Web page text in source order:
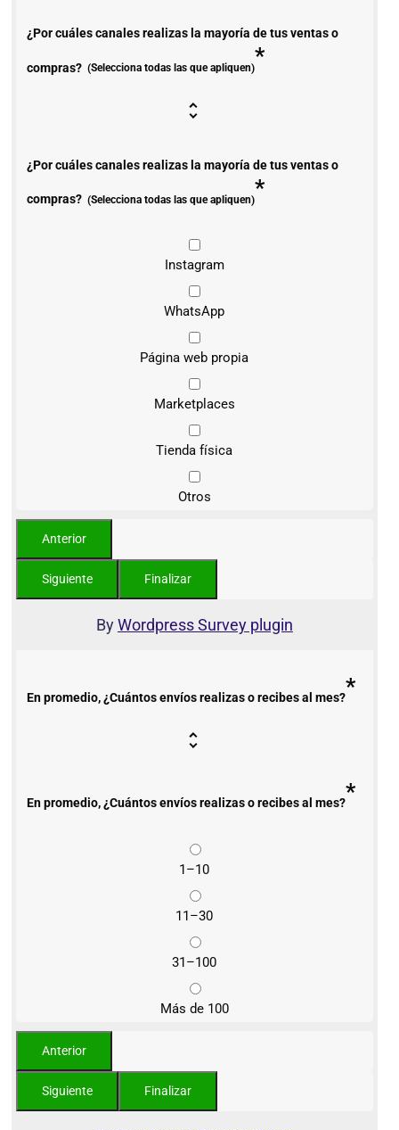
¿Por cuáles canales realizas la mayoría de tus ventas o
compras? (Selecciona todas las que apliquen)*
¿Por cuáles canales realizas la mayoría de tus ventas o
compras? (Selecciona todas las que apliquen)*
Instagram
WhatsApp
Página web propia
Marketplaces
Tienda física
Otros
ByWordpress Survey plugin
En promedio, ¿Cuántos envíos realizas o recibes al mes?*
En promedio, ¿Cuántos envíos realizas o recibes al mes?*
1–10
11–30
31–100
Más de 100